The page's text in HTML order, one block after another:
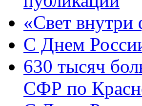
«Свет
C Днем
630 тысяч
СФР по